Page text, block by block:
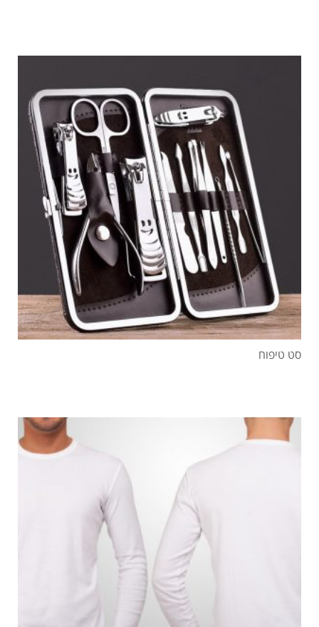
סט טיפוח